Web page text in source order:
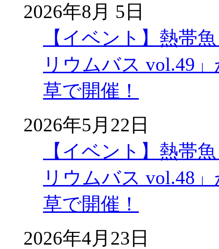
2026年8月 5日
【イベント】熱帯
リウムバス vol.49
草で開催！
2026年5月22日
【イベント】熱帯
リウムバス vol.48
草で開催！
2026年4月23日